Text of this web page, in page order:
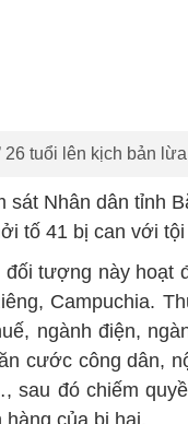
26 tuổi lên kịch bản
sát Nhân dân tỉnh
tố 41 bị can với
đối tượng này hoạt
Campuchia.
ngành điện,
cước công dân,
sau đó chiếm
hàng của bị hại.